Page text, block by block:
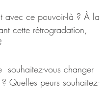
avec ce pouvoir-là ? À la
cette rétrogradation,
souhaitez-vous changer
Quelles peurs souhaitez-